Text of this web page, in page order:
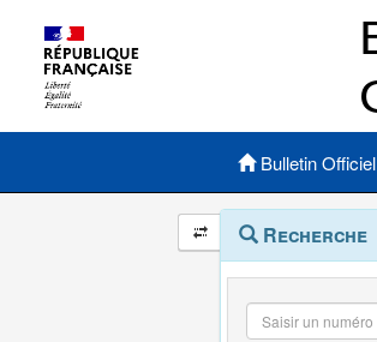
Menu principal
Bulletin Officiel
Navigation
et
outils
annexes
Menu
contextuel
Recherche